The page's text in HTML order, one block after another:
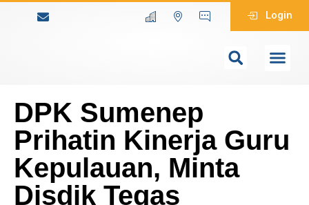
Login
DPK Sumenep
Prihatin Kinerja Guru
Kepulauan, Minta
Disdik Tegas